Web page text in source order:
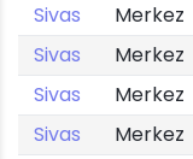
Sivas
Merkez
Sivas
Merkez
Sivas
Merkez
Sivas
Merkez